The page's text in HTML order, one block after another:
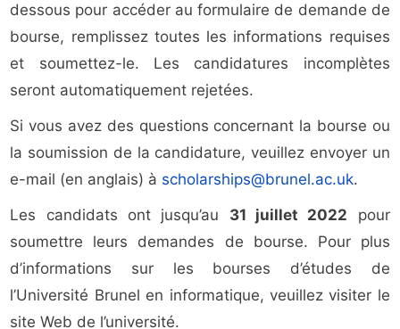
dessous pour accéder au formulaire de demande de
bourse, remplissez toutes les informations requises
et soumettez-le. Les candidatures incomplètes
seront automatiquement rejetées.
Si vous avez des questions concernant la bourse ou
la soumission de la candidature, veuillez envoyer un
e-mail (en anglais) à scholarships@brunel.ac.uk.
Les candidats ont jusqu’au 31 juillet 2022 pour
soumettre leurs demandes de bourse. Pour plus
d’informations sur les bourses d’études de
l’Université Brunel en informatique, veuillez visiter le
site Web de l’université.